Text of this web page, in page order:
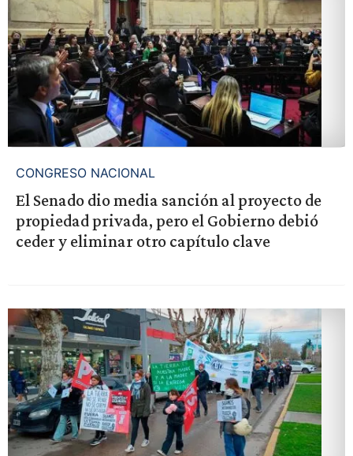
CONGRESO NACIONAL
El Senado dio media sanción al proyecto de
propiedad privada, pero el Gobierno debió
ceder y eliminar otro capítulo clave